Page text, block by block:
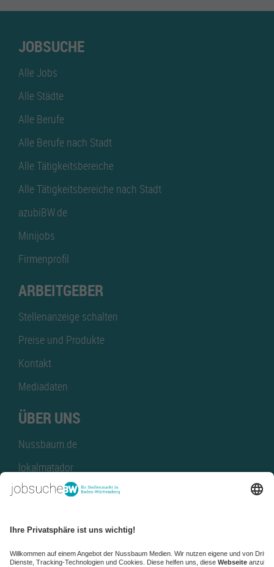
JOBSUCHE
Alle Jobs
Alle Städte
Alle Berufe
Alle Berufe nach Stadt
Alle Tätigkeitsbereiche
Alle Tätigkeitsbereiche nach Stadt
azubiBW.de
Minijobs
Firmenprofil
ARBEITGEBER
Stellenanzeige schalten
Preise und Produkte
Kontakt
Mediadaten
ÜBER UNS
Nussbaum.de
lokalmatador
kaufinBW
NussbaumID
Nussbaum Medien